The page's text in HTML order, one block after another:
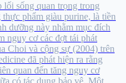
lối sống quan trọng trong
phẩm giàu purine, là tiền
dưỡng này nhằm mục đích
nguy cơ các đợt tái phát
Choi và cộng sự (2004) trên
đã phát hiện ra rằng
quan đến tăng nguy cơ